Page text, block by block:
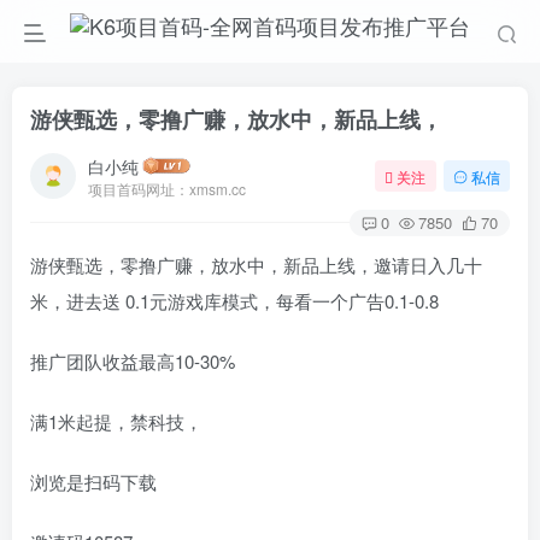
游侠甄选，零撸广赚，放水中，新品上线，
白小纯
项目首码网址：xmsm.cc
关注 私信
0 7850 70
游侠甄选，零撸广赚，放水中，新品上线，邀请日入几十
米，进去送 0.1元游戏库模式，每看一个广告0.1-0.8
推广团队收益最高10-30%
满1米起提，禁科技，
浏览是扫码下载